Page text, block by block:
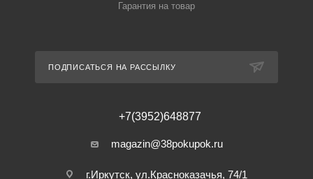
Гарантия на товар
ПОДПИСАТЬСЯ НА РАССЫЛКУ
+7(3952)648877
magazin@38pokupok.ru
г.Иркутск, ул.Красноказачья, 74/1